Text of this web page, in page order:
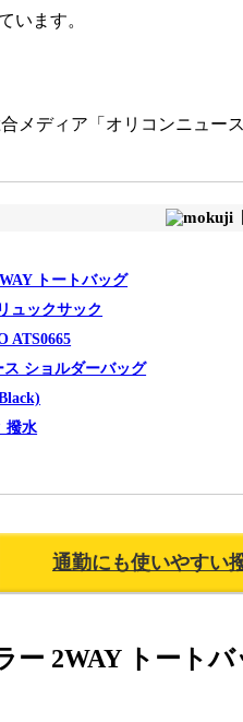
います。
メディア「オリコンニュ
トートバッグ
ュックサック
ATS0665
ショルダーバッグ
撥水
通勤にも使いやすい
ー 2WAY トートバ